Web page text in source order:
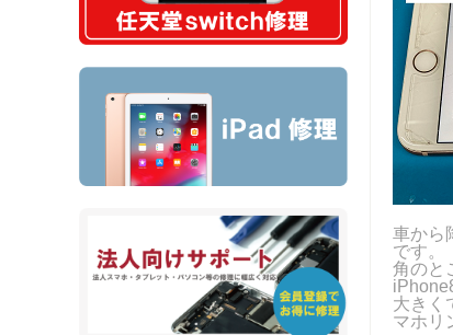
車から
です。
角のと
大きく
マホリ